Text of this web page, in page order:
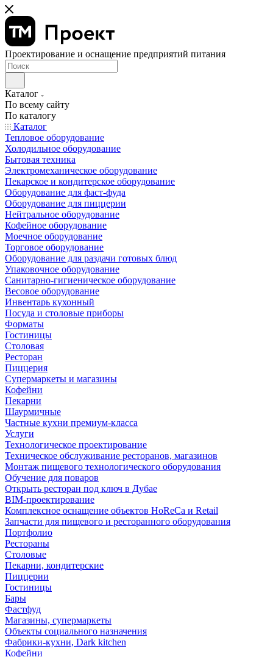
Проектирование и оснащение предприятий питания
Каталог
По всему сайту
По каталогу
Каталог
Тепловое оборудование
Холодильное оборудование
Бытовая техника
Электромеханическое оборудование
Пекарское и кондитерское оборудование
Оборудование для фаст-фуда
Оборудование для пиццерии
Нейтральное оборудование
Кофейное оборудование
Моечное оборудование
Торговое оборудование
Оборудование для раздачи готовых блюд
Упаковочное оборудование
Санитарно-гигиеническое оборудование
Весовое оборудование
Инвентарь кухонный
Посуда и столовые приборы
Форматы
Гостиницы
Столовая
Ресторан
Пиццерия
Супермаркеты и магазины
Кофейни
Пекарни
Шаурмичные
Частные кухни премиум-класса
Услуги
Технологическое проектирование
Техническое обслуживание ресторанов, магазинов
Монтаж пищевого технологического оборудования
Обучение для поваров
Открыть ресторан под ключ в Дубае
BIM-проектирование
Комплексное оснащение объектов HoReCa и Retail
Запчасти для пищевого и ресторанного оборудования
Портфолио
Рестораны
Столовые
Пекарни, кондитерские
Пиццерии
Гостиницы
Бары
Фастфуд
Магазины, супермаркеты
Объекты социального назначения
Фабрики-кухни, Dark kitchen
Кофейни